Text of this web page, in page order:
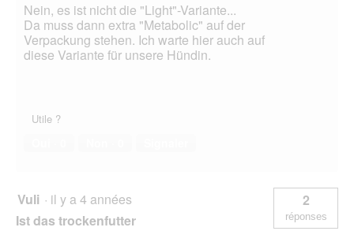
Nein, es ist nicht die "Light"-Variante...
Da muss dann extra "Metabolic" auf der
Verpackung stehen. Ich warte hier auch auf
diese Variante für unsere Hündin.
Utile ?
Vuli · il y a 4 années
Ist das trockenfutter
2
réponses